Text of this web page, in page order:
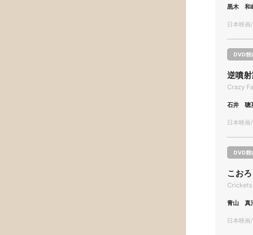
黒木 和
日本映
DVD館
逆噴
Crazy
石井 聰
日本映
DVD館
こお
青山 真
日本映